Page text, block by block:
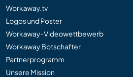
Workaway.tv
Logos und Poster
Workaway-Videowettbewerb
Workaway Botschafter
Partnerprogramm
Unsere Mission